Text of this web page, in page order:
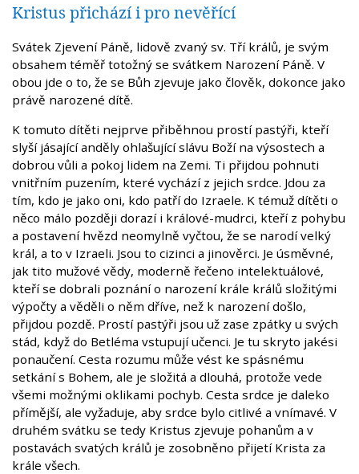
Kristus přichází i pro nevěřící
Svátek Zjevení Páně, lidově zvaný sv. Tří králů, je svým
obsahem téměř totožný se svátkem Narození Páně. V
obou jde o to, že se Bůh zjevuje jako člověk, dokonce jako
právě narozené dítě.
K tomuto dítěti nejprve přiběhnou prostí pastýři, kteří
slyší jásající anděly ohlašující slávu Boží na výsostech a
dobrou vůli a pokoj lidem na Zemi. Ti přijdou pohnuti
vnitřním puzením, které vychází z jejich srdce. Jdou za
tím, kdo je jako oni, kdo patří do Izraele. K témuž dítěti o
něco málo později dorazí i králové-mudrci, kteří z pohybu
a postavení hvězd neomylně vyčtou, že se narodí velký
král, a to v Izraeli. Jsou to cizinci a jinověrci. Je úsměvné,
jak tito mužové vědy, moderně řečeno intelektuálové,
kteří se dobrali poznání o narození krále králů složitými
výpočty a věděli o něm dříve, než k narození došlo,
přijdou pozdě. Prostí pastýři jsou už zase zpátky u svých
stád, když do Betléma vstupují učenci. Je tu skryto jakési
ponaučení. Cesta rozumu může vést ke spásnému
setkání s Bohem, ale je složitá a dlouhá, protože vede
všemi možnými oklikami pochyb. Cesta srdce je daleko
přímější, ale vyžaduje, aby srdce bylo citlivé a vnímavé. V
druhém svátku se tedy Kristus zjevuje pohanům a v
postavách svatých králů je zosobněno přijetí Krista za
krále všech.